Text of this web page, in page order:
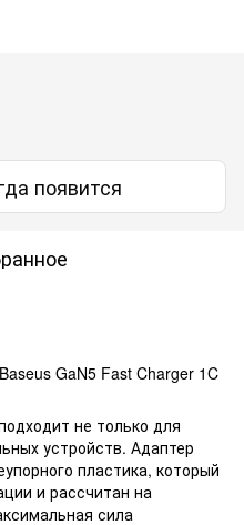
появится
GaN5 Fast Charger 1C
не только для
устройств. Адаптер
пластика, который
и рассчитан на
сила